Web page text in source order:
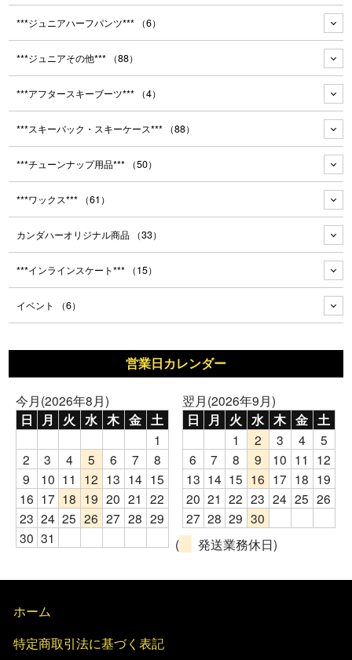
***ジュニアハーフパンツ*** （6）
***ジュニアその他*** （88）
***アフタースキーブーツ*** （4）
***スキーバック・スキーケース*** （88）
***チューンナップ用品*** （50）
***ワックス*** （61）
カンダハーオリジナル商品 （33）
***インラインスケート*** （15）
イベント （6）
営業日カレンダー
今月(2026年8月)
日 月 火 水 木 金 土
1
2
3 4 5 6 7
8
9
10 11 12 13 14 15
16 17 18 19 20 21 22
23 24 25 26 27 28 29
30 31
翌月(2026年9月)
日 月 火 水 木 金 土
1 2 3 4
5
6
7 8 9 10 11
12
13 14 15 16 17 18 19
20 21 22 23 24 25 26
27 28 29 30
(
発送業務休日)
ホーム
特定商取引法に基づく表記